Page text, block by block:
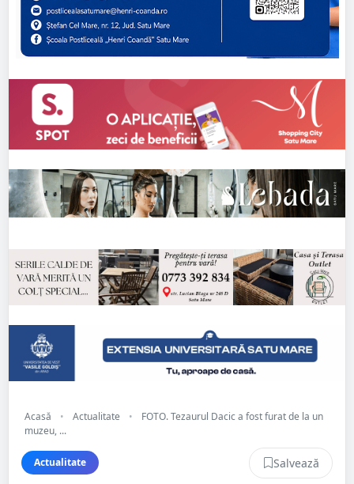
Acasă • Actualitate •
FOTO. Tezaurul Dacic a fost furat de la un
muzeu, ...
Actualitate Salvează